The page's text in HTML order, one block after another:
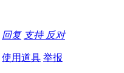
回复 支持 反对
使用道具 举报